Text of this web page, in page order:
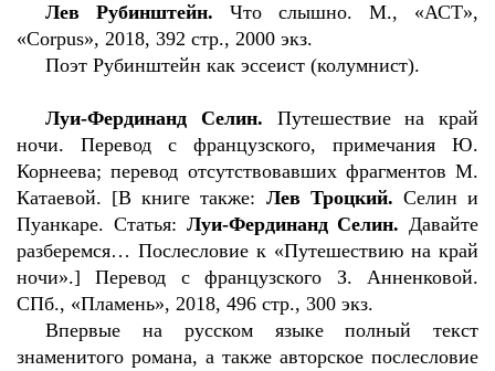
Лев Рубинштейн.Что слышно. М., «АСТ»,
«Corpus», 2018, 392 стр., 2000 экз.
Поэт Рубинштейн как эссеист (колумнист).
Луи-Фердинанд Селин. Путешествие на край
ночи. Перевод с французского, примечания Ю.
Корнеева; перевод отсутствовавших фрагментов М.
Катаевой. [В книге также: Лев Троцкий. Селин и
Пуанкаре. Статья: Луи-Фердинанд Селин. Давайте
разберемся… Послесловие к «Путешествию на край
ночи».] Перевод с французского З. Анненковой.
СПб., «Пламень», 2018, 496 стр., 300 экз.
Впервые на русском языке полный текст
знаменитого романа, а также авторское послесловие